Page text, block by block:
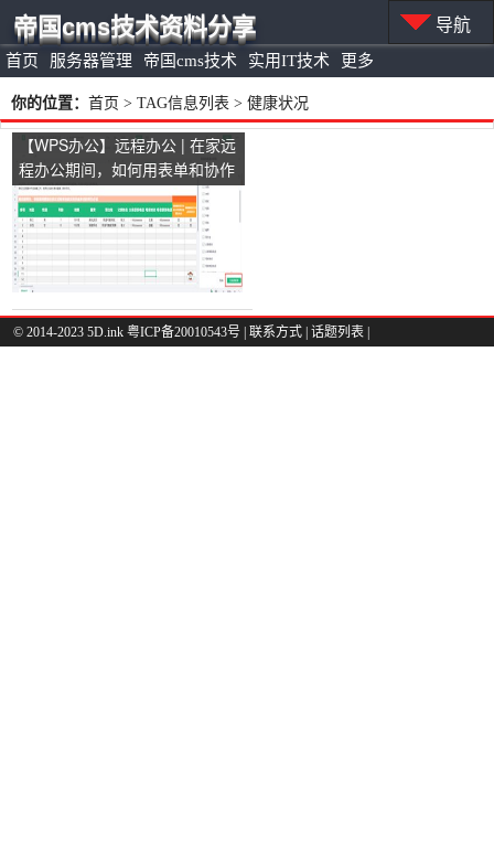
首页 服务器管理 帝国cms技术 实用IT技术 更多
帝国cms技术资料分享 导航
你的位置： 首页 > TAG信息列表 > 健康状况
【WPS办公】远程办公 | 在家远
程办公期间，如何用表单和协作
表格收集员工身体健康状况信
息？
© 2014-2023 5D.ink 粤ICP备20010543号 联系方式 话题列表